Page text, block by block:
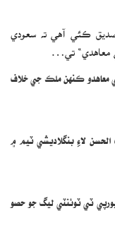
ڪئي آهي ته سعودي
معاهدي“ تي…
معاهدو ڪنهن ملڪ جي خلاف
لاءِ بنگلاديشي ٽيم ۾
ٽي ٽوئنٽي ليگ جو حصو